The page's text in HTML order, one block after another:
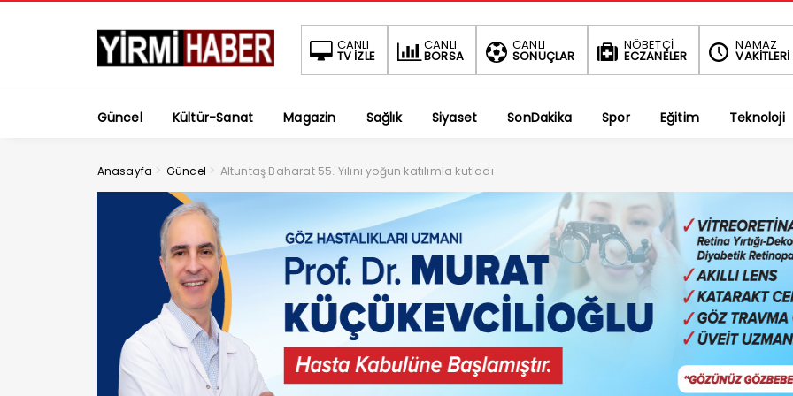
CANLI
TV İZLE
CANLI
BORSA
CANLI
SONUÇLAR
NÖBETÇİ
ECZANELER
NAMAZ
VAKİTLERİ
BIST
-0.03% 1.690,16
DOLAR
% 47,6914
Güncel Kültür-Sanat Magazin Sağlık Siyaset SonDakika Spor Eğitim Teknoloji
Anasayfa > Güncel > Altuntaş Baharat 55. Yılını yoğun katılımla kutladı